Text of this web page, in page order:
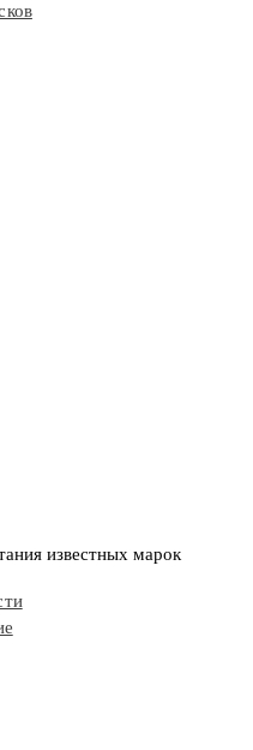
известных марок